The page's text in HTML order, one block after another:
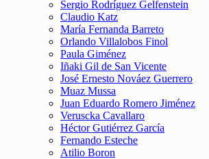
Sergio Rodríguez Gelfenstein
Claudio Katz
María Fernanda Barreto
Orlando Villalobos Finol
Paula Giménez
Iñaki Gil de San Vicente
José Ernesto Nováez Guerrero
Muaz Mussa
Juan Eduardo Romero Jiménez
Veruscka Cavallaro
Héctor Gutiérrez García
Fernando Esteche
Atilio Boron